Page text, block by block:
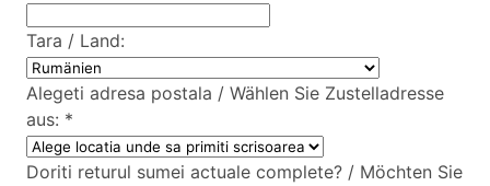
Tara / Land:
Alegeti adresa postala / Wählen Sie Zustelladresse
aus: *
Doriti returul sumei actuale complete? / Möchten Sie